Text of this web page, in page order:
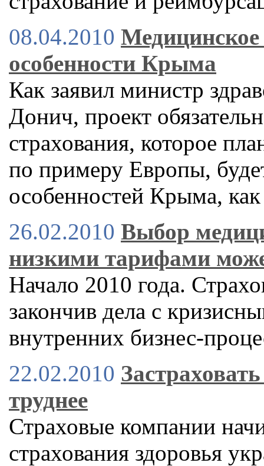
08.04.2010 Медицинское
особенности Крыма
Как заявил министр
Донич, проект
страхования, которое
по примеру Европы,
особенностей Крыма,
26.02.2010 Выбор
низкими тарифами
Начало 2010 года.
закончив дела с
внутренних бизнес-
22.02.2010
труднее
Страховые компании
страхования здоровья